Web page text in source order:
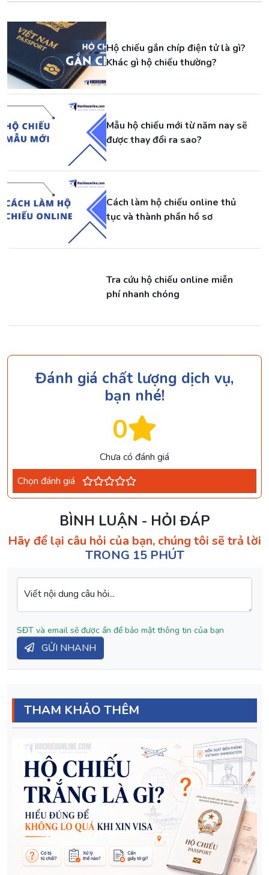
Hộ chiếu gắn chíp điện tử là gì?
Khác gì hộ chiếu thường?
Mẫu hộ chiếu mới từ năm nay sẽ
được thay đổi ra sao?
Cách làm hộ chiếu online thủ
tục và thành phần hồ sơ
Tra cứu hộ chiếu online miễn
phí nhanh chóng
Đánh giá chất lượng dịch vụ,
bạn nhé!
0
Chưa có đánh giá
Chọn đánh giá
BÌNH LUẬN - HỎI ĐÁP
Hãy để lại câu hỏi của bạn, chúng tôi sẽ trả lời
TRONG 15 PHÚT
Viết nội dung câu hỏi...
SĐT và email sẽ được ẩn để bảo mật thông tin của bạn
GỬI NHANH
THAM KHẢO THÊM